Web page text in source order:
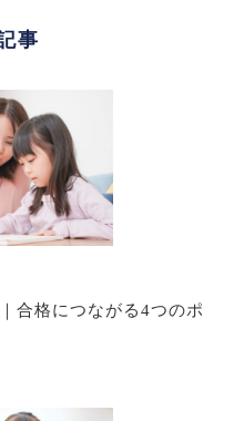
事
合格につながる4つのポ